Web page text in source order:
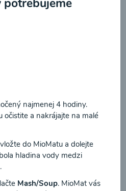
cappuccino
najmenej 4 hodiny.
očistite a nakrájajte na malé
do MioMatu a dolejte
hladina vody medzi
Mash/Soup. MioMat vás
o Ochrane osobných